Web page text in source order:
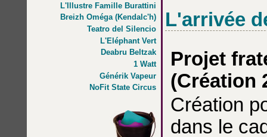
L'Illustre Famille Burattini
Breizh Oméga (Kendalc'h)
Teatro del Silencio
L'Eléphant Vert
Deabru Beltzak
1 Watt
Générik Vapeur
NoFit State Circus
L'arrivée
Projet
(Création
Création
dans le